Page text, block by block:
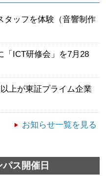
タッフを体験（音響制作
「ICT研修会」を7月28
上が東証プライム企業
お知らせ一覧を見る
ス開催日